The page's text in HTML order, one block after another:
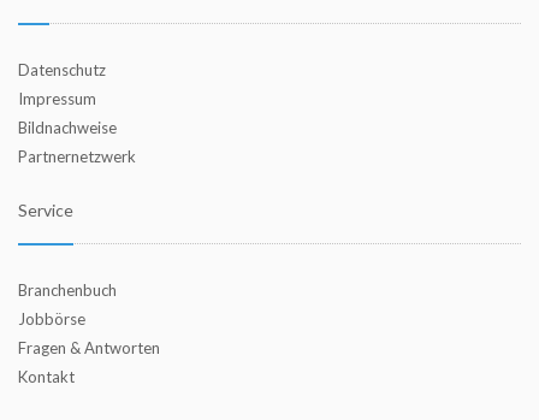
Datenschutz
Impressum
Bildnachweise
Partnernetzwerk
Service
Branchenbuch
Jobbörse
Fragen & Antworten
Kontakt